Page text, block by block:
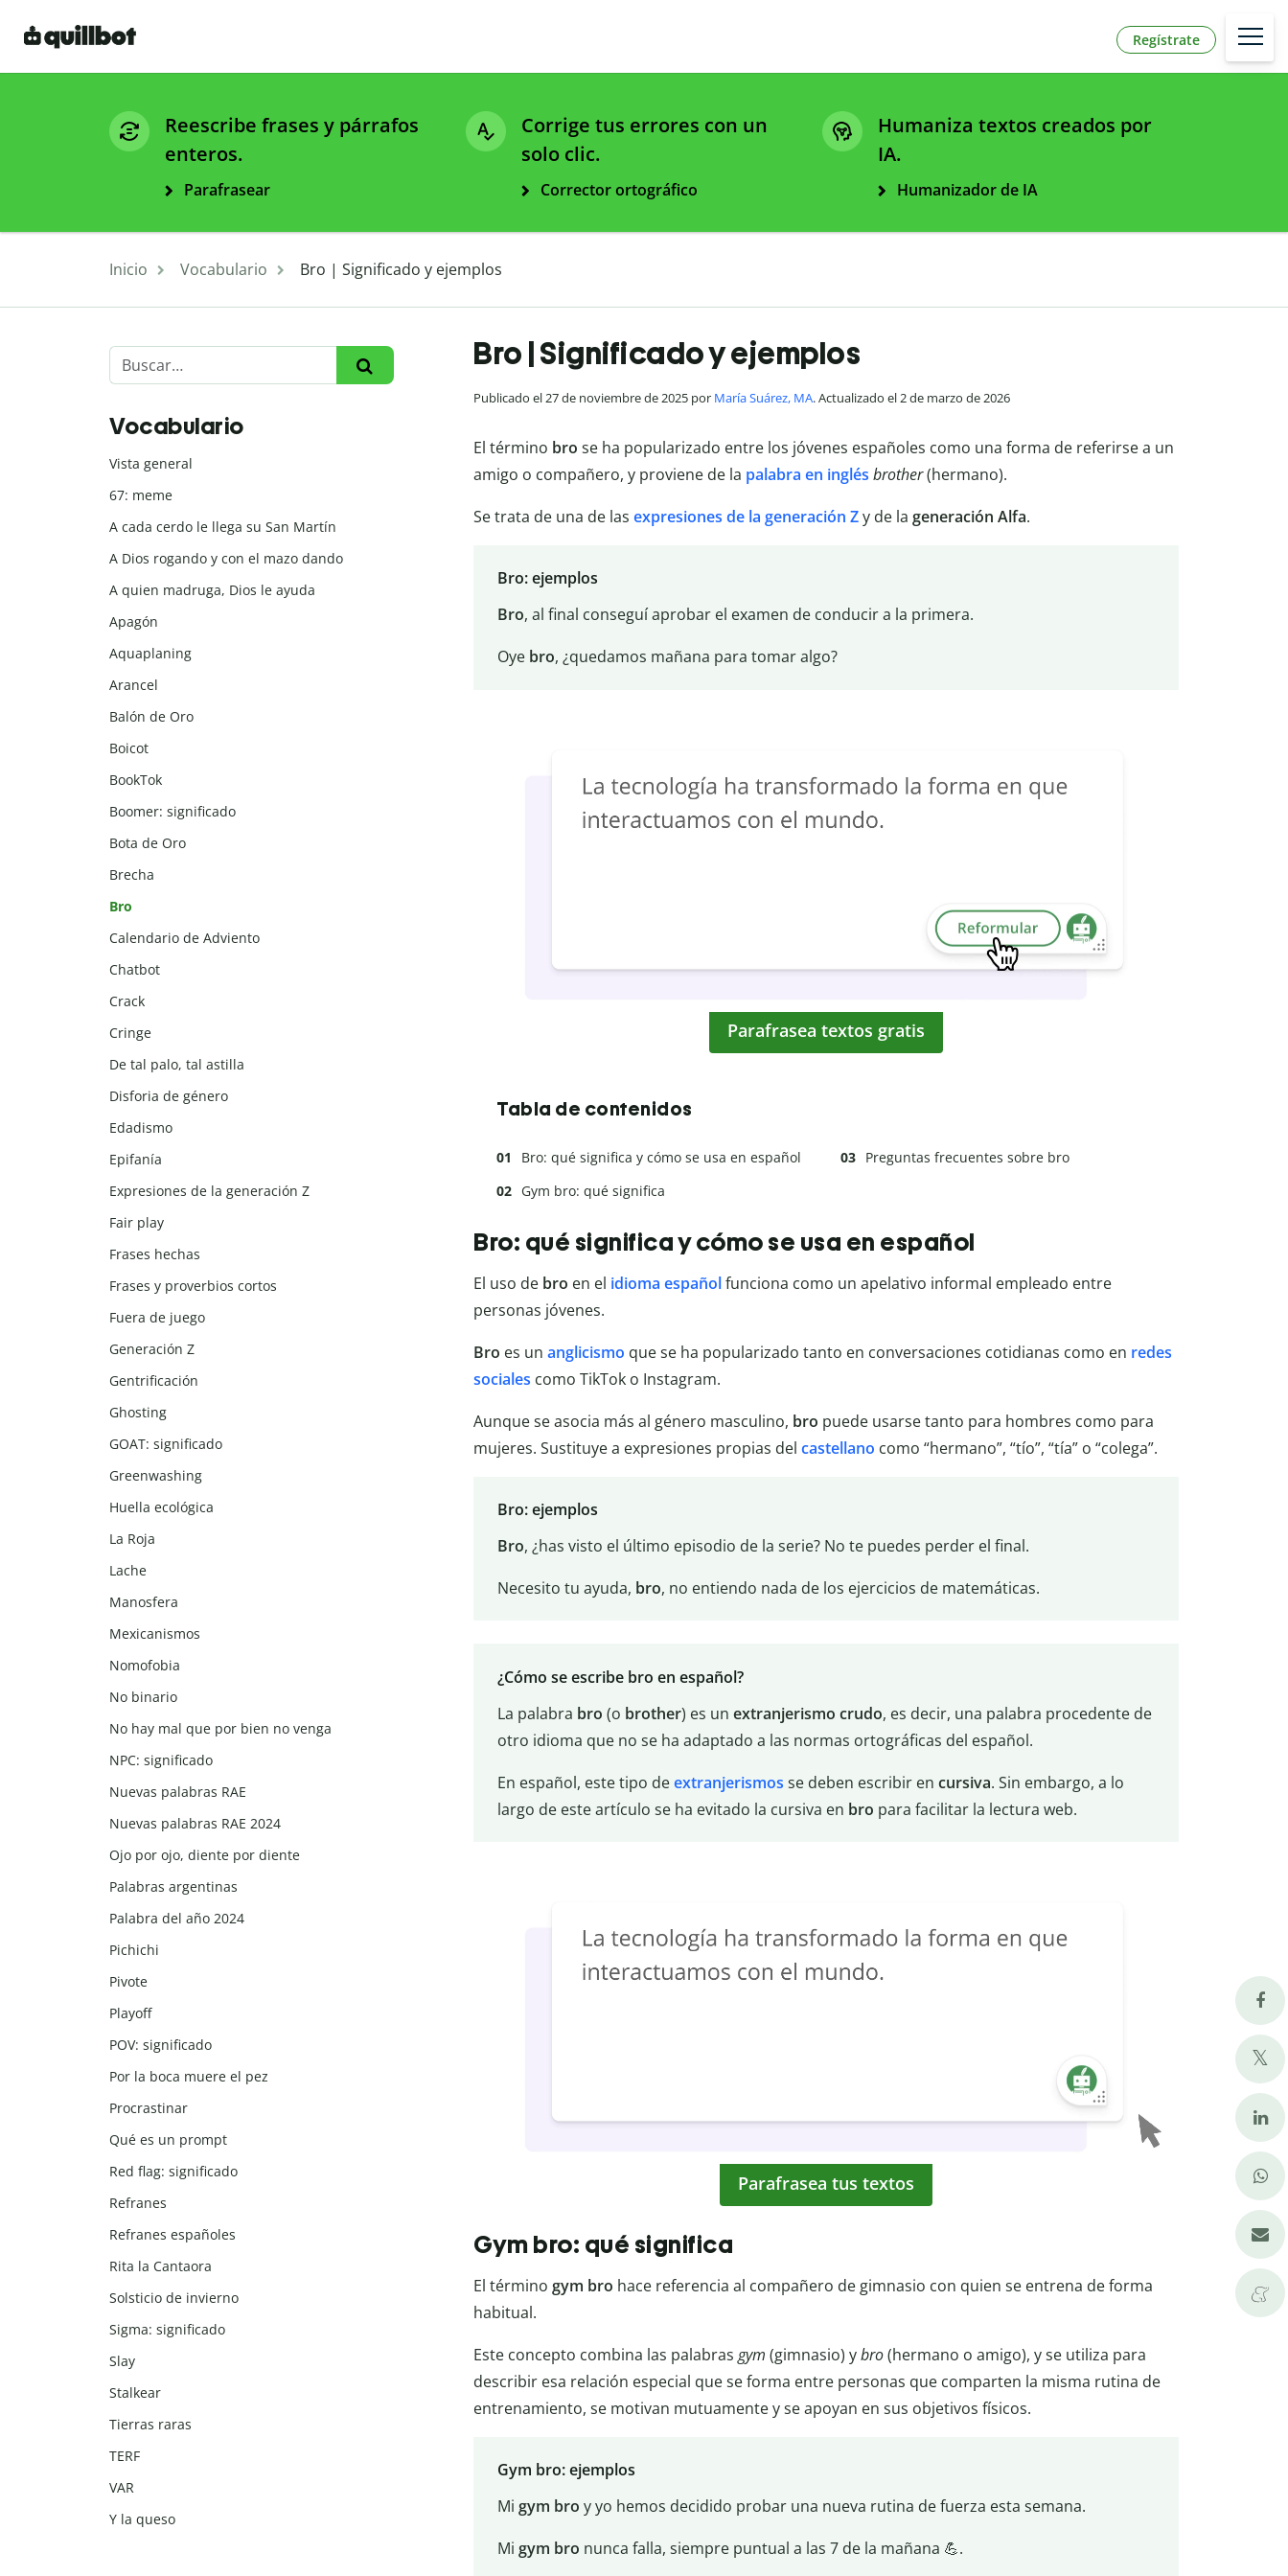
Regístrate
Reescribe frases y párrafos
enteros.
Parafrasear
Corrige tus errores con un
solo clic.
Corrector ortográfico
Humaniza textos creados por
IA.
Humanizador de IA
Inicio Vocabulario Bro | Significado y ejemplos
Bro | Significado y ejemplos
Publicado el 27 de noviembre de 2025 por María Suárez, MA. Actualizado el 2 de marzo de 2026
El término bro se ha popularizado entre los jóvenes españoles como una forma de referirse a un
amigo o compañero, y proviene de la palabra en inglés brother(hermano).
Se trata de una de las expresiones de la generación Zy de la generación Alfa.
Bro: ejemplos
Bro, al final conseguí aprobar el examen de conducir a la primera.
Oye bro, ¿quedamos mañana para tomar algo?
Parafrasea textos gratis
Tabla de contenidos
Bro: qué significa y cómo se usa en español
Gym bro: qué significa
Preguntas frecuentes sobre bro
Bro: qué significa y cómo se usa en español
El uso de bro en el idioma españolfunciona como un apelativo informal empleado entre
personas jóvenes.
Bro es un anglicismo que se ha popularizado tanto en conversaciones cotidianas como en redes
sociales como TikTok o Instagram.
Aunque se asocia más al género masculino, bro puede usarse tanto para hombres como para
mujeres. Sustituye a expresiones propias del castellano como “hermano”, “tío”, “tía” o “colega”.
Bro: ejemplos
Bro, ¿has visto el último episodio de la serie? No te puedes perder el final.
Necesito tu ayuda, bro, no entiendo nada de los ejercicios de matemáticas.
¿Cómo se escribe bro en español?
La palabra bro (o brother) es un extranjerismo crudo, es decir, una palabra procedente de
otro idioma que no se ha adaptado a las normas ortográficas del español.
En español, este tipo deextranjerismos se deben escribir en cursiva. Sin embargo, a lo
largo de este artículo se ha evitado la cursiva en bro para facilitar la lectura web.
Parafrasea tus textos
Gym bro: qué significa
El término gym bro hace referencia al compañero de gimnasio con quien se entrena de forma
habitual.
Este concepto combina las palabras gym (gimnasio) ybro(hermano o amigo), y se utiliza para
describir esa relación especial que se forma entre personas que comparten la misma rutina de
entrenamiento, se motivan mutuamente y se apoyan en sus objetivos físicos.
Gym bro: ejemplos
Mi gym bro y yo hemos decidido probar una nueva rutina de fuerza esta semana.
Mi gym bro nunca falla, siempre puntual a las 7 de la mañana 💪.
Vocabulario
Vista general
67: meme
A cada cerdo le llega su San Martín
A Dios rogando y con el mazo dando
A quien madruga, Dios le ayuda
Apagón
Aquaplaning
Arancel
Balón de Oro
Boicot
BookTok
Boomer: significado
Bota de Oro
Brecha
Bro
Calendario de Adviento
Chatbot
Crack
Cringe
De tal palo, tal astilla
Disforia de género
Edadismo
Epifanía
Expresiones de la generación Z
Fair play
Frases hechas
Frases y proverbios cortos
Fuera de juego
Generación Z
Gentrificación
Ghosting
GOAT: significado
Greenwashing
Huella ecológica
La Roja
Lache
Manosfera
Mexicanismos
Nomofobia
No binario
No hay mal que por bien no venga
NPC: significado
Nuevas palabras RAE
Nuevas palabras RAE 2024
Ojo por ojo, diente por diente
Palabras argentinas
Palabra del año 2024
Pichichi
Pivote
Playoff
POV: significado
Por la boca muere el pez
Procrastinar
Qué es un prompt
Red flag: significado
Refranes
Refranes españoles
Rita la Cantaora
Solsticio de invierno
Sigma: significado
Slay
Stalkear
Tierras raras
TERF
VAR
Y la queso